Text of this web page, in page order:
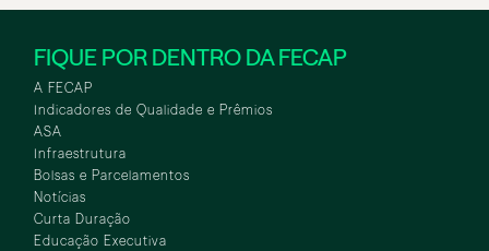
FIQUE POR DENTRO DA FECAP
A FECAP
Indicadores de Qualidade e Prêmios
ASA
Infraestrutura
Bolsas e Parcelamentos
Notícias
Curta Duração
Educação Executiva